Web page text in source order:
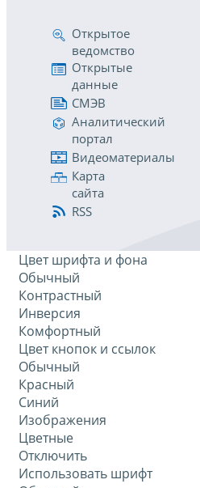
Открытое
ведомство
Открытые
данные
СМЭВ
Аналитический
портал
Видеоматериалы
Карта
сайта
RSS
Цвет шрифта и фона
Обычный
Контрастный
Инверсия
Комфортный
Цвет кнопок и ссылок
Обычный
Красный
Синий
Изображения
Цветные
Отключить
Использовать шрифт